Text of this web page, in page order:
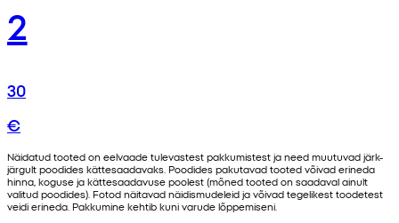
2
30
€
Näidatud tooted on eelvaade tulevastest pakkumistest ja need muutuvad järk-
järgult poodides kättesaadavaks. Poodides pakutavad tooted võivad erineda
hinna, koguse ja kättesaadavuse poolest (mõned tooted on saadaval ainult
valitud poodides). Fotod näitavad näidismudeleid ja võivad tegelikest toodetest
veidi erineda. Pakkumine kehtib kuni varude lõppemiseni.